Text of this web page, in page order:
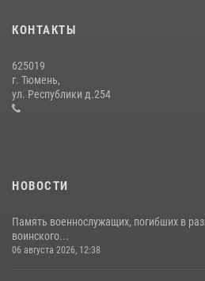
Росгвардейцы в День семьи, любви и
жителям Тюмени, оказавшимся в
08 июля 2026, 09:38
КОНТАКТЫ
625019
г. Тюмень,
ул. Республики д.254
НОВОСТИ
Память военнослужащих, погибших в
воинского...
06 августа 2026, 12:38